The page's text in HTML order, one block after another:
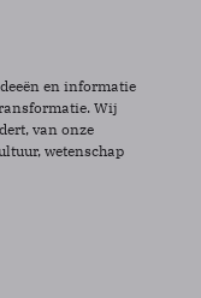
en informatie
Wij
van onze
wetenschap